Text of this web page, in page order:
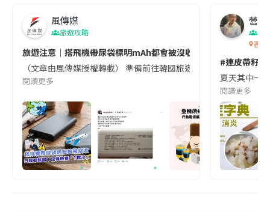
風傳媒
旅遊攻略
旅遊注意｜搭飛機帶尿袋標明mAh都會被沒收😱出發前切記檢查
（文章由風傳媒授權轉載） 準備前往韓國旅遊的民眾，近期要
閱讀更多
營養
香港
#連皮帶籽
夏天其中一
閱讀更多